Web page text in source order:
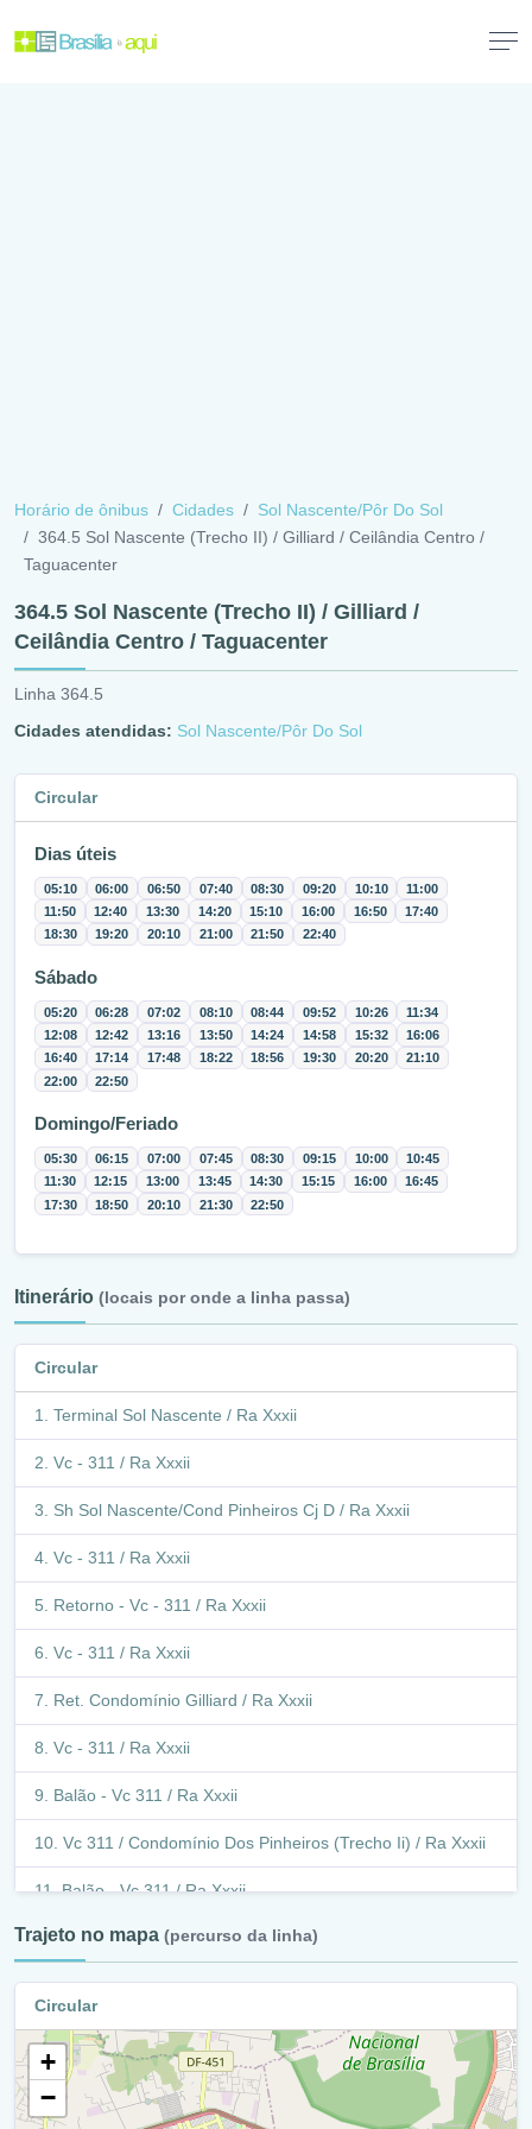
Horário de ônibus Cidades
Sol Nascente/Pôr Do Sol
364.5 Sol Nascente (Trecho II) / Gilliard / Ceilândia Centro /
Taguacenter
364.5 Sol Nascente (Trecho II) / Gilliard /
Ceilândia Centro / Taguacenter
Linha 364.5
Cidades atendidas: Sol Nascente/Pôr Do Sol
Circular
Dias úteis
05:10 06:00 06:50 07:40 08:30 09:20 10:10
11:00
11:50
12:40 13:30 14:20 15:10 16:00 16:50
17:40
18:30
19:20 20:10 21:00 21:50 22:40
Sábado
05:20 06:28 07:02 08:10 08:44 09:52 10:26
11:34
12:08
12:42 13:16 13:50 14:24 14:58 15:32
16:06
16:40
17:14 17:48 18:22 18:56 19:30 20:20
21:10
22:00
22:50
Domingo/Feriado
05:30 06:15 07:00 07:45 08:30 09:15 10:00
10:45
11:30
12:15 13:00 13:45 14:30 15:15 16:00
16:45
17:30
18:50 20:10 21:30 22:50
Itinerário (locais por onde a linha passa)
Circular
Terminal Sol Nascente / Ra Xxxii
Vc - 311 / Ra Xxxii
Sh Sol Nascente/Cond Pinheiros Cj D / Ra Xxxii
Vc - 311 / Ra Xxxii
Retorno - Vc - 311 / Ra Xxxii
Vc - 311 / Ra Xxxii
Ret. Condomínio Gilliard / Ra Xxxii
Vc - 311 / Ra Xxxii
Balão - Vc 311 / Ra Xxxii
Vc 311 / Condomínio Dos Pinheiros (Trecho Ii) / Ra Xxxii
Balão - Vc 311 / Ra Xxxii
Vc 311 / Condomínio Dos Pinheiros (Trecho Ii) / Ra Xxxii
Via Externa Condomínio Dos Pinheiros / Ra Xxxii
Sh Sol Nascente Condomínio Pinheiros Q 35 / Ra Xxxii
Condomínio Dos Pinheiros / Ra Xxxii
Trajeto no mapa (percurso da linha)
Circular
+
−